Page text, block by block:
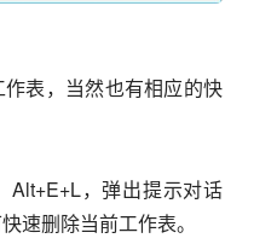
表，当然也有相应的快
Alt+E+L，弹出提示对话
速删除当前工作表。